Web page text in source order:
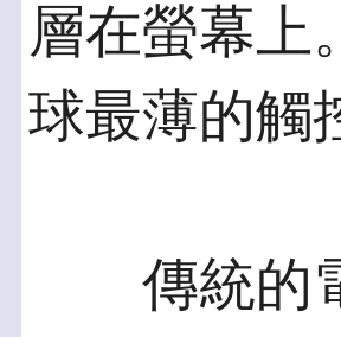
層在螢幕上
球最薄的觸
傳統的電